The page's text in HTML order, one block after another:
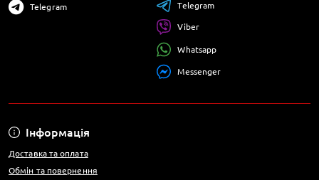
Інформація
Доставка та оплата
Обмін та повернення
Telegram Telegram
Viber
Whatsapp
Messenger